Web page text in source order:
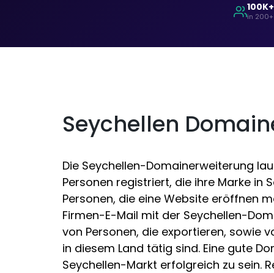
in
Seychellen
Die Seychellen-Domainerweiterung
Personen registriert, die ihre Marke in
Personen, die eine Website eröffnen
Firmen-E-Mail mit der Seychellen-
von Personen, die exportieren, sowie
in diesem Land tätig sind. Eine gute
Seychellen-Markt erfolgreich zu sein.